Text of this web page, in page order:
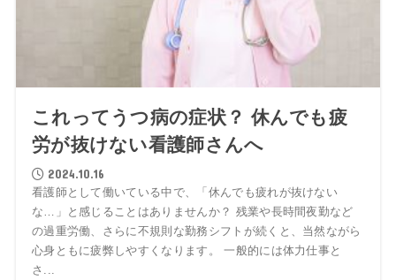
これってうつ病の症状？ 休んでも疲
労が抜けない看護師さんへ
2024.10.16
看護師として働いている中で、「休んでも疲れが抜けない
な…」と感じることはありませんか？ 残業や長時間夜勤など
の過重労働、さらに不規則な勤務シフトが続くと、当然ながら
心身ともに疲弊しやすくなります。 一般的には体力仕事と
さ...